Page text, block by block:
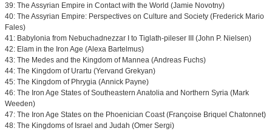
39: The Assyrian Empire in Contact with the World (Jamie Novotny)
40: The Assyrian Empire: Perspectives on Culture and Society (Frederick Mario
Fales)
41: Babylonia from Nebuchadnezzar I to Tiglath-pileser III (John P. Nielsen)
42: Elam in the Iron Age (Alexa Bartelmus)
43: The Medes and the Kingdom of Mannea (Andreas Fuchs)
44: The Kingdom of Urartu (Yervand Grekyan)
45: The Kingdom of Phrygia (Annick Payne)
46: The Iron Age States of Southeastern Anatolia and Northern Syria (Mark
Weeden)
47: The Iron Age States on the Phoenician Coast (Françoise Briquel Chatonnet)
48: The Kingdoms of Israel and Judah (Omer Sergi)